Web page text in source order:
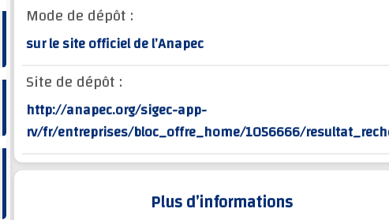
Mode de dépôt :
sur le site officiel de l’Anapec
Site de dépôt :
http://anapec.org/sigec-app-
rv/fr/entreprises/bloc_offre_home/1056666/
Plus d’informations